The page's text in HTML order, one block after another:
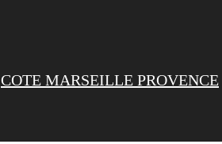
COTE MARSEILLE PROVENCE